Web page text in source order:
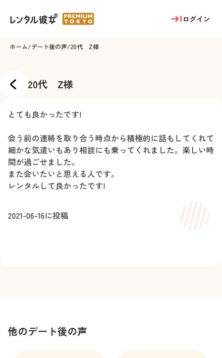
ログイン
ホーム/デート後の声/20代 Z様
20代 Z様
とても良かったです!
会う前の連絡を取り合う時点から積極的に話もしてくれて
細かな気遣いもあり相談にも乗ってくれました。楽しい時
間が過ごせました。
また会いたいと思える人です。
レンタルして良かったです!
2021-06-16に投稿
他のデート後の声